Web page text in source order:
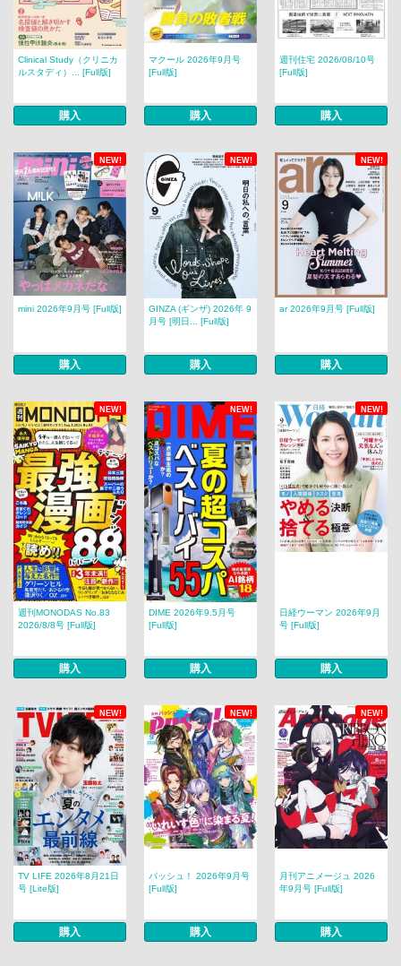
Clinical Study（クリニカ
ルスタディ）... [Full版]
購入
マクール 2026年9月号
[Full版]
購入
週刊住宅 2026/08/10号
[Full版]
購入
NEW! NEW! NEW!
mini 2026年9月号 [Full版]
購入
GINZA (ギンザ) 2026年 9
月号 [明日... [Full版]
購入
ar 2026年9月号 [Full版]
購入
NEW! NEW! NEW!
週刊MONODAS No.83
2026/8/8号 [Full版]
購入
DIME 2026年9.5月号
[Full版]
購入
日経ウーマン 2026年9月
号 [Full版]
購入
NEW! NEW! NEW!
TV LIFE 2026年8月21日
号 [Lite版]
購入
パッシュ！ 2026年9月号
[Full版]
購入
月刊アニメージュ 2026
年9月号 [Full版]
購入